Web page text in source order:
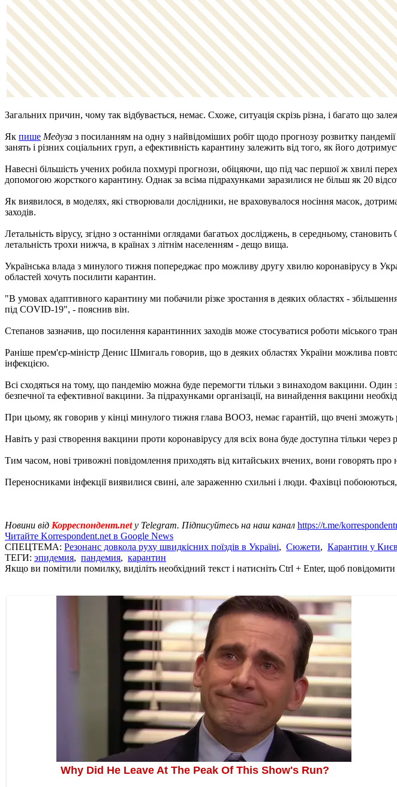
Загальних причин, чому так відбувається, немає. Схоже, ситуація скрізь різна, і багато що
Як пише Медуза з посиланням на одну з найвідоміших робіт щодо прогнозу розвитку
занять і різних соціальних груп, а ефективність карантину залежить від того, як його
Навесні більшість учених робила похмурі прогнози, обіцяючи, що під час першої ж хвилі
допомогою жорсткого карантину. Однак за всіма підрахунками заразилися не більш як 20
Як виявилося, в моделях, які створювали дослідники, не враховувалося носіння масок,
заходів.
Летальність вірусу, згідно з останніми оглядами багатьох досліджень, в середньому,
летальність трохи нижча, в країнах з літнім населенням - дещо вища.
Українська влада з минулого тижня попереджає про можливу другу хвилю коронавірусу в
областей хочуть посилити карантин.
"В умовах адаптивного карантину ми побачили різке зростання в деяких областях -
під COVID-19", - пояснив він.
Степанов зазначив, що посилення карантинних заходів може стосуватися роботи міського
Раніше прем'єр-міністр Денис Шмигаль говорив, що в деяких областях України можлива
інфекцією.
Всі сходяться на тому, що пандемію можна буде перемогти тільки з винаходом вакцини.
безпечної та ефективної вакцини. За підрахунками організації, на винайдення вакцини
При цьому, як говорив у кінці минулого тижня глава ВООЗ, немає гарантій, що вчені
Навіть у разі створення вакцини проти коронавірусу для всіх вона буде доступна тільки через
Тим часом, нові тривожні повідомлення приходять від китайських вчених, вони говорять
Переносниками інфекції виявилися свині, але зараженню схильні і люди. Фахівці
Новини від Корреспондент.net у Telegram. Підписуйтесь на наш канал https://t.me/
Читайте Korrespondent.net в Google News
СПЕЦТЕМА: Резонанс довкола руху швидкісних поїздів в Україні, Сюжети, Карантин у
ТЕГИ: эпидемия, пандемия, карантин
Якщо ви помітили помилку, виділіть необхідний текст і натисніть Ctrl + Enter, щоб